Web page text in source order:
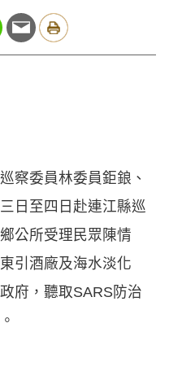
察委員林委員鉅鋃、
日至四日赴連江縣巡
公所受理民眾陳情
引酒廠及海水淡化
府，聽取SARS防治